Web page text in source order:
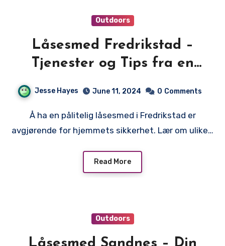
Outdoors
Låsesmed Fredrikstad –
Tjenester og Tips fra en
Jesse Hayes June 11, 2024 0 Comments
Å ha en pålitelig låsesmed i Fredrikstad er
avgjørende for hjemmets sikkerhet. Lær om ulike…
Read More
Outdoors